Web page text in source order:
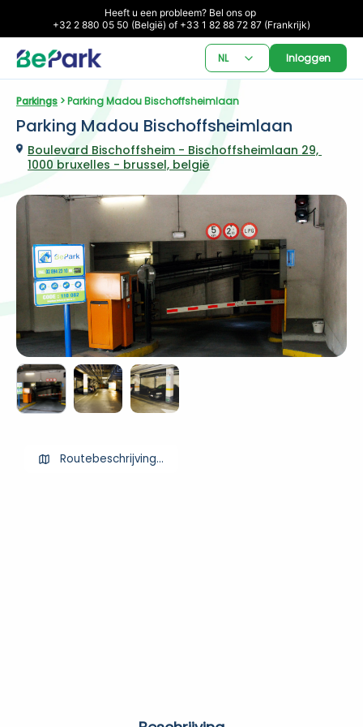
Heeft u een probleem? Bel ons op
+32 2 880 05 50 (België) of +33 1 82 88 72 87 (Frankrijk)
NL Inloggen
Parkings > Parking Madou Bischoffsheimlaan
Parking Madou Bischoffsheimlaan
Boulevard Bischoffsheim - Bischoffsheimlaan 29,
1000 bruxelles - brussel, belgië
Routebeschrijving ophalen